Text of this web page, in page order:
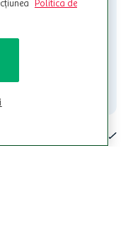
ne!
Politica de